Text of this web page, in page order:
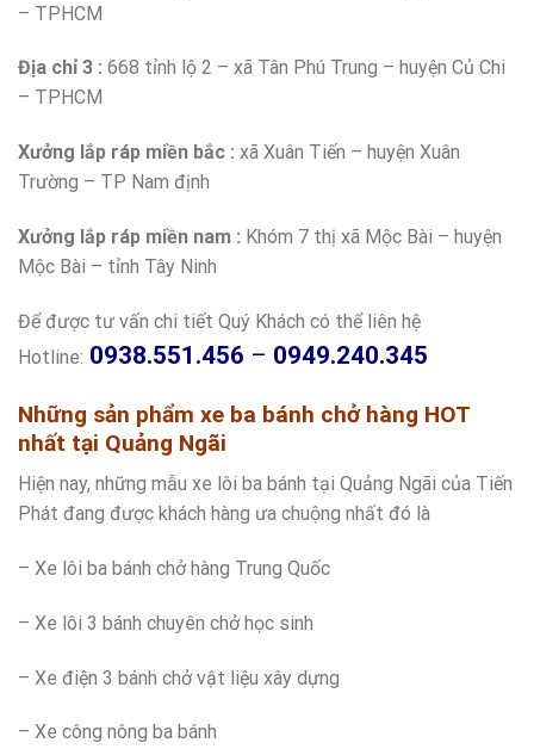
– TPHCM
Địa chỉ 3 : 668 tỉnh lộ 2 – xã Tân Phú Trung – huyện Củ Chi
– TPHCM
Xưởng lắp ráp miền bắc : xã Xuân Tiến – huyện Xuân
Trường – TP Nam định
Xưởng lắp ráp miền nam : Khóm 7 thị xã Mộc Bài – huyện
Mộc Bài – tỉnh Tây Ninh
Để được tư vấn chi tiết Quý Khách có thể liên hệ
Hotline: 0938.551.456 – 0949.240.345
Những sản phẩm xe ba bánh chở hàng HOT
nhất tại Quảng Ngãi
Hiện nay, những mẫu xe lôi ba bánh tại Quảng Ngãi của Tiến
Phát đang được khách hàng ưa chuộng nhất đó là
– Xe lôi ba bánh chở hàng Trung Quốc
– Xe lôi 3 bánh chuyên chở học sinh
– Xe điện 3 bánh chở vật liệu xây dựng
– Xe công nông ba bánh